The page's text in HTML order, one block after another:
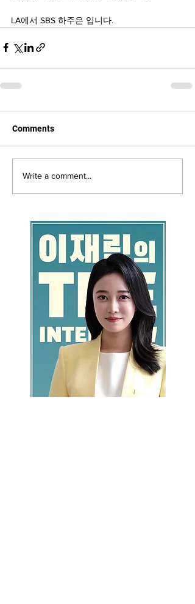
LA에서 SBS 하주은 입니다.
Comments
Write a comment...